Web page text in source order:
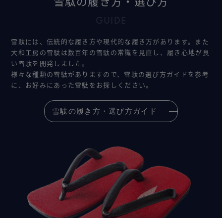
雪駄には、伝統的な履き方や現代的な履き方があります。また
大和工房の雪駄は数百年の雪駄の常識を見直し、履き心地が良
い雪駄を開発しました。
様々な種類の雪駄がありますので、雪駄の選び方ガイドを参考
に、お好みにあった雪駄をお探しください。
雪駄の履き方・選び方ガイド